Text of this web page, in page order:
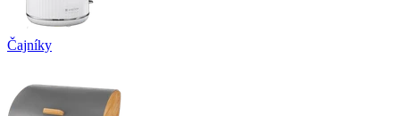
Čajníky